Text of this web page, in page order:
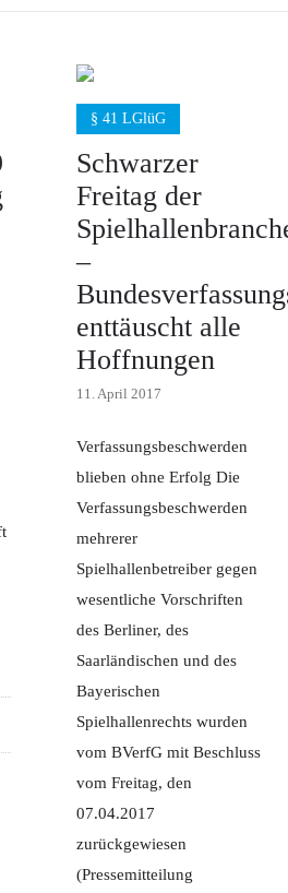
§ 41 LGlüG
Schwarzer
Freitag der
–
enttäuscht alle
Hoffnungen
11. April 2017
Verfassungsbeschwerden
blieben ohne Erfolg Die
Verfassungsbeschwerden
mehrerer
Spielhallenbetreiber gegen
wesentliche Vorschriften
des Berliner, des
Saarländischen und des
Bayerischen
Spielhallenrechts wurden
vom BVerfG mit Beschluss
vom Freitag, den
07.04.2017
zurückgewiesen
(Pressemitteilung